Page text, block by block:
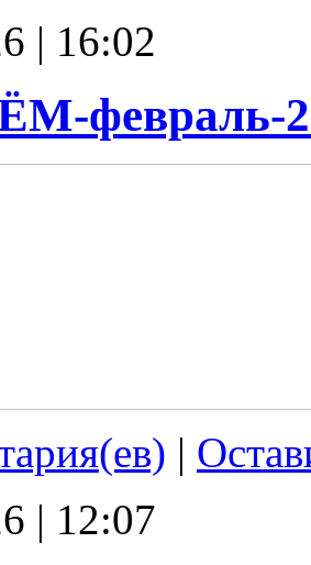
| 16:02
февраль-
|
| 12:07